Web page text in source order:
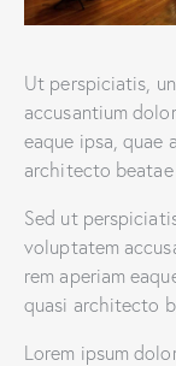
Ut perspiciatis,
accusantium
eaque ipsa, quae
architecto
Sed ut
voluptatem
rem aperiam
quasi architecto
Lorem ipsum